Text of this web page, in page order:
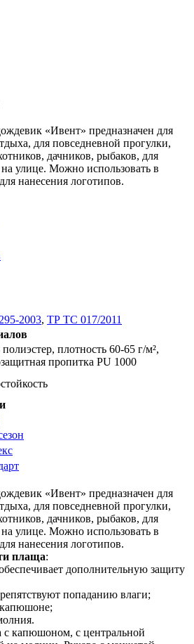
«Ивент» предназначен для
для повседневной прогулки,
дачников, рыбаков, для
улице. Можно использовать в
нанесения логотипов.
2003, ТР ТС 017/2011
полиэстер, плотность 60-65 г/м²,
пропитка PU 1000
«Ивент» предназначен для
для повседневной прогулки,
дачников, рыбаков, для
улице. Можно использовать в
нанесения логотипов.
плаща:
дополнительную защиту
попаданию влаги;
с капюшоном, с центральной